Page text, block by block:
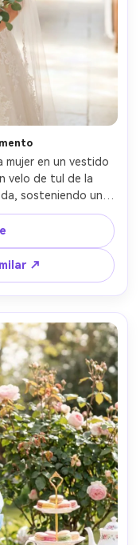
mujer en un vestido
velo de tul de la
sosteniendo un
pasillo de capilla
Canon EOS R6 con
expresión
boda
4:5
↗